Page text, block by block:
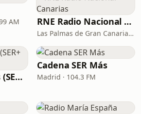
AM RNE Radio Nacional - Canarias
Las Palmas de Gran Canaria · 92.8 FM
Cadena SER Más (SER+ Sevilla)
Cadena SER Más
Madrid · 104.3 FM